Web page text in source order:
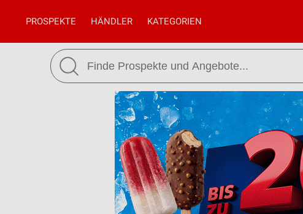
PROSPEKTE HÄNDLER KATEGORIEN